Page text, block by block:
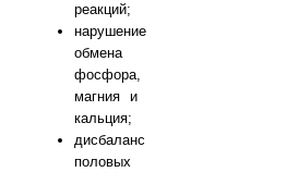
реакций;
нарушение
обмена
фосфора,
магния и
кальция;
дисбаланс
половых